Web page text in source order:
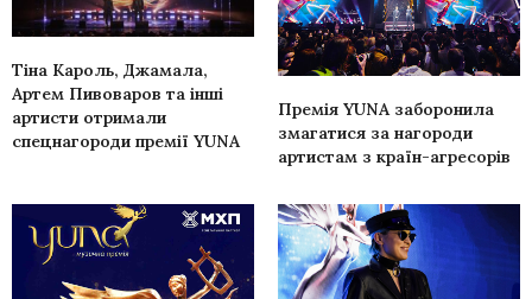
Тіна Кароль, Джамала,
Артем Пивоваров та інші
артисти отримали
спецнагороди премії YUNA
Премія YUNA заборонила
змагатися за нагороди
артистам з країн-агресорів